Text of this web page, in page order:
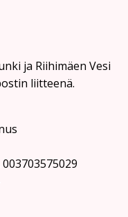
ja Riihimäen Vesi
liitteenä.